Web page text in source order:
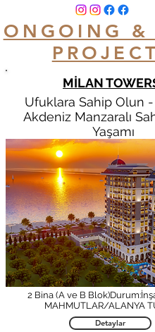
MİLAN
Ufuklara Sahip Olun
Akdeniz Manzaralı
Yaşamı
2 Bina (A ve B
MAHMUTLAR/ALANYA
ONGOING &
Detaylar